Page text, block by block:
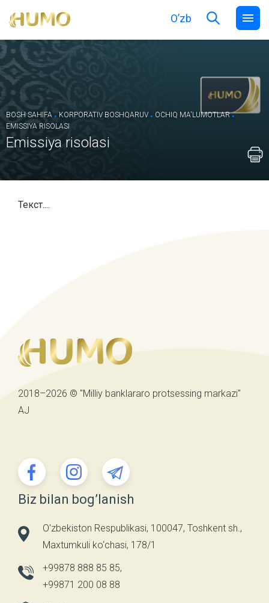
O’zb
BOSH SAHIFA . KORPORATIV BOSHQARUV . OCHIQ MA'LUMOTLAR .
EMISSIYA RISOLASI
Emissiya risolasi
Текст....
2018–2026 © "Milliy banklararo protsessing markazi"
AJ
Biz bilan bog’lanish
O'zbekiston Respublikasi, 100047, Toshkent sh.,
Maxtumkuli ko‘chasi, 178/1
+99878 888 85 85,
+99871 200 08 88